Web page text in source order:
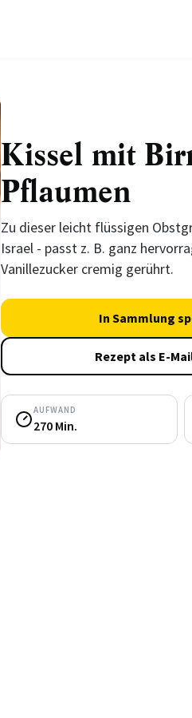
Kissel mit
Pflaumen
Zu dieser leicht flüssigen
Israel - passt z. B. ganz
Vanillezucker cremig gerührt.
In Sammlung
Rezept als E-
AUFWAND
270 Min.